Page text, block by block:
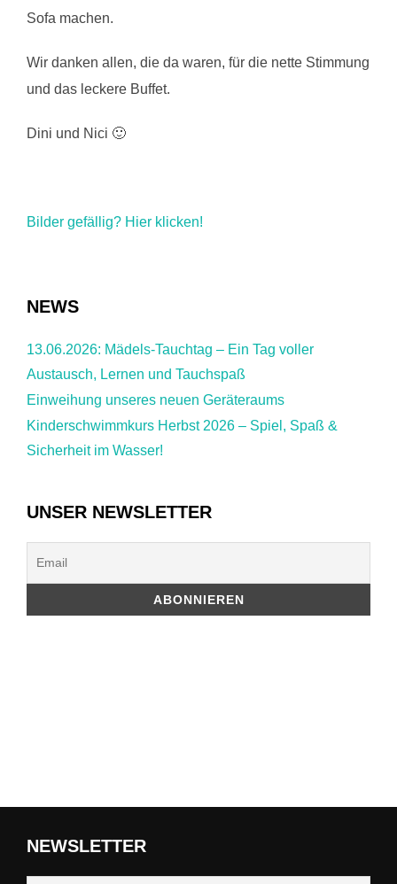
Sofa machen.
Wir danken allen, die da waren, für die nette Stimmung
und das leckere Buffet.
Dini und Nici 🙂
Bilder gefällig? Hier klicken!
NEWS
13.06.2026: Mädels-Tauchtag – Ein Tag voller
Austausch, Lernen und Tauchspaß
Einweihung unseres neuen Geräteraums
Kinderschwimmkurs Herbst 2026 – Spiel, Spaß &
Sicherheit im Wasser!
UNSER NEWSLETTER
NEWSLETTER